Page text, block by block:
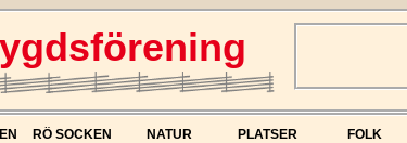
RÖ SOCKEN NATUR PLATSER FOLK